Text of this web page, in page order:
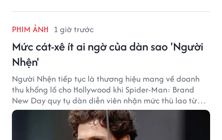
PHIM ẢNH 1 giờ trước
Mức cát-xê ít ai ngờ của dàn sao 'Người
Nhện'
Người Nhện tiếp tục là thương hiệu mang về doanh
thu khổng lồ cho Hollywood khi Spider-Man: Brand
New Day quy tụ dàn diễn viên nhận mức thù lao từ
hàng chục đến hàng trăm tỷ đồng. Thành công phòng
vé của bộ phim cũng giúp nhiều ngôi sao sở hữu khoản
thu nhập đáng mơ ước.